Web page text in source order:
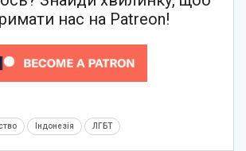
нас на Patreon!
Індонезія ЛГБТ